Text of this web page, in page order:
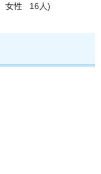
女性 16人)